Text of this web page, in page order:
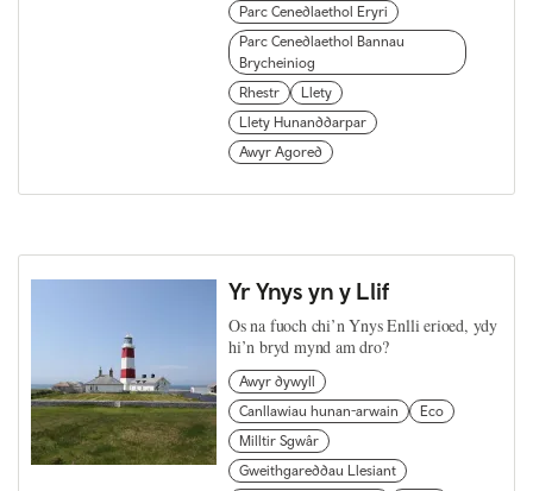
Parc Cenedlaethol Eryri
Parc Cenedlaethol Bannau
Brycheiniog
Rhestr
Llety
Llety Hunanddarpar
Awyr Agored
Yr Ynys yn y Llif
Os na fuoch chi’n Ynys Enlli erioed, ydy
hi’n bryd mynd am dro?
Awyr dywyll
Canllawiau hunan-arwain
Eco
Milltir Sgwâr
Gweithgareddau Llesiant